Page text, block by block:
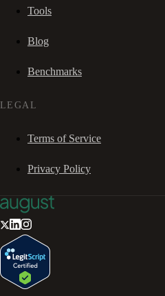
Tools
Blog
Benchmarks
LEGAL
Terms of Service
Privacy Policy